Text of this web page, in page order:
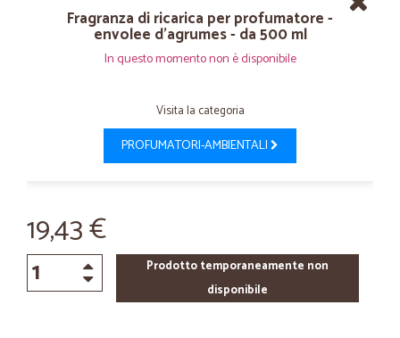
Fragranza di ricarica per profumatore -
envolee d'agrumes - da 500 ml
In questo momento non è disponibile
Visita la categoria
PROFUMATORI-AMBIENTALI
19,43 €
Prodotto temporaneamente non
disponibile